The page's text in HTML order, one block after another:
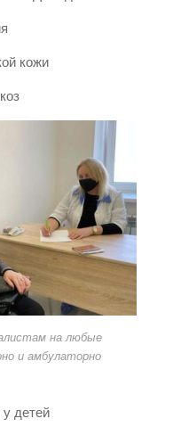
кожи
на любые
и амбулаторно
детей